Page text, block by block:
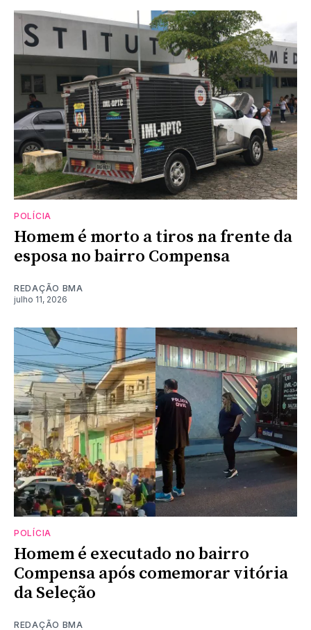
POLÍCIA
Homem é morto a tiros na frente da
esposa no bairro Compensa
REDAÇÃO BMA
julho 11, 2026
POLÍCIA
Homem é executado no bairro
Compensa após comemorar vitória
da Seleção
REDAÇÃO BMA